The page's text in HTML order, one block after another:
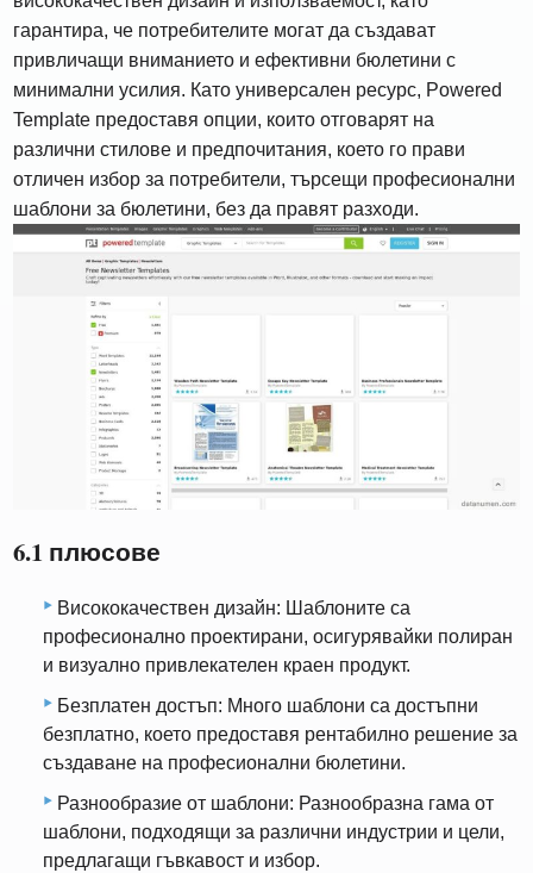
гарантира, че потребителите могат да създават
привличащи вниманието и ефективни бюлетини с
минимални усилия. Като универсален ресурс, Powered
Template предоставя опции, които отговарят на
различни стилове и предпочитания, което го прави
отличен избор за потребители, търсещи професионални
шаблони за бюлетини, без да правят разходи.
6.1 плюсове
Висококачествен дизайн: Шаблоните са
професионално проектирани, осигурявайки полиран
и визуално привлекателен краен продукт.
Безплатен достъп: Много шаблони са достъпни
безплатно, което предоставя рентабилно решение за
създаване на професионални бюлетини.
Разнообразие от шаблони: Разнообразна гама от
шаблони, подходящи за различни индустрии и цели,
предлагащи гъвкавост и избор.